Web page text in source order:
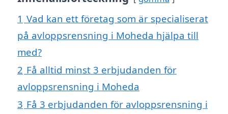
1 Vad kan ett företag som är specialiserat
på avloppsrensning i Moheda hjälpa till
med?
2 Få alltid minst 3 erbjudanden för
avloppsrensning i Moheda
3 Få 3 erbjudanden för avloppsrensning i